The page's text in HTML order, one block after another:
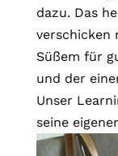
dazu. Das
verschicken
Süßem für
und der
Unser
seine